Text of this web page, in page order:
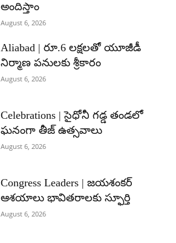
అందిస్తాం
August 6, 2026
Aliabad | రూ.6 లక్షలతో యూజీడీ
నిర్మాణ పనులకు శ్రీకారం
August 6, 2026
Celebrations | సైధోనీ గడ్డ తండలో
ఘనంగా తీజ్ ఉత్సవాలు
August 6, 2026
Congress Leaders | జయశంకర్
ఆశయాలు భావితరాలకు స్ఫూర్తి
August 6, 2026